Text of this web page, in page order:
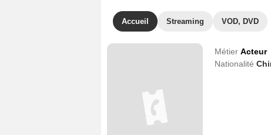
Accueil Streaming VOD, DVD
Métier Acteur
Nationalité